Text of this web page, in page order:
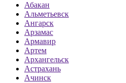
Абакан
Альметьевск
Ангарск
Арзамас
Армавир
Артем
Архангельск
Астрахань
Ачинск